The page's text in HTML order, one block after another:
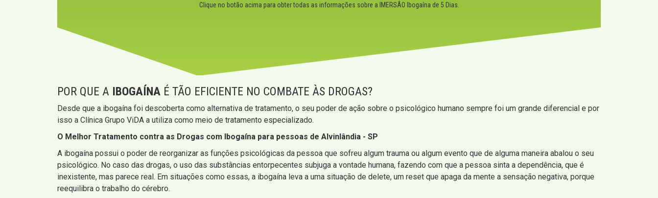
Clique no botão acima para obter todas as informações sobre a IMERSÃO Ibogaína de 5 Dias.
POR QUE A IBOGAÍNA É TÃO EFICIENTE NO COMBATE ÀS DROGAS?
Desde que a ibogaína foi descoberta como alternativa de tratamento, o seu poder de ação sobre o psicológico humano sempre foi um grande diferencial e por
isso a Clínica Grupo ViDA a utiliza como meio de tratamento especializado.
O Melhor Tratamento contra as Drogas com Ibogaína para pessoas de Alvinlândia - SP
A ibogaína possui o poder de reorganizar as funções psicológicas da pessoa que sofreu algum trauma ou algum evento que de alguma maneira abalou o seu
psicológico. No caso das drogas, o uso das substâncias entorpecentes subjuga a vontade humana, fazendo com que a pessoa sinta a dependência, que é
inexistente, mas parece real. Em situações como essas, a ibogaína leva a uma situação de delete, um reset que apaga da mente a sensação negativa, porque
reequilibra o trabalho do cérebro.